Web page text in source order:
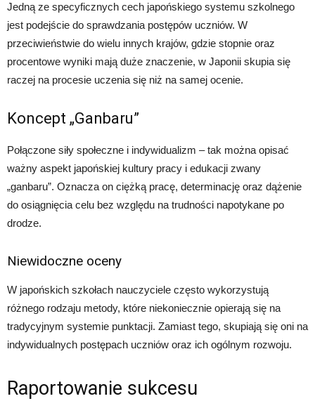
Jedną ze specyficznych cech japońskiego systemu szkolnego
jest podejście do sprawdzania postępów uczniów. W
przeciwieństwie do wielu innych krajów, gdzie stopnie oraz
procentowe wyniki mają duże znaczenie, w Japonii skupia się
raczej na procesie uczenia się niż na samej ocenie.
Koncept „Ganbaru”
Połączone siły społeczne i indywidualizm – tak można opisać
ważny aspekt japońskiej kultury pracy i edukacji zwany
„ganbaru”. Oznacza on ciężką pracę, determinację oraz dążenie
do osiągnięcia celu bez względu na trudności napotykane po
drodze.
Niewidoczne oceny
W japońskich szkołach nauczyciele często wykorzystują
różnego rodzaju metody, które niekoniecznie opierają się na
tradycyjnym systemie punktacji. Zamiast tego, skupiają się oni na
indywidualnych postępach uczniów oraz ich ogólnym rozwoju.
Raportowanie sukcesu